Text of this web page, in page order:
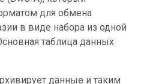
для обмена
в виде набора из одной
таблица данных
данные и таким